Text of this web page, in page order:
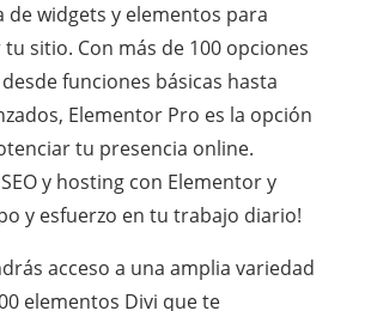
de widgets y elementos para
sitio. Con más de 100 opciones
funciones básicas hasta
Elementor Pro es la opción
tu presencia online.
y hosting con Elementor y
y esfuerzo en tu trabajo diario!
acceso a una amplia variedad
elementos Divi que te